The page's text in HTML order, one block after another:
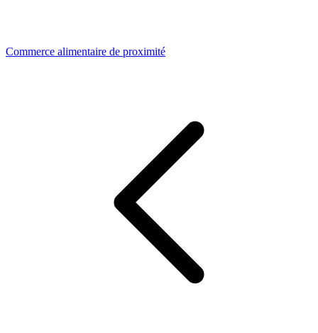
Commerce alimentaire de proximité